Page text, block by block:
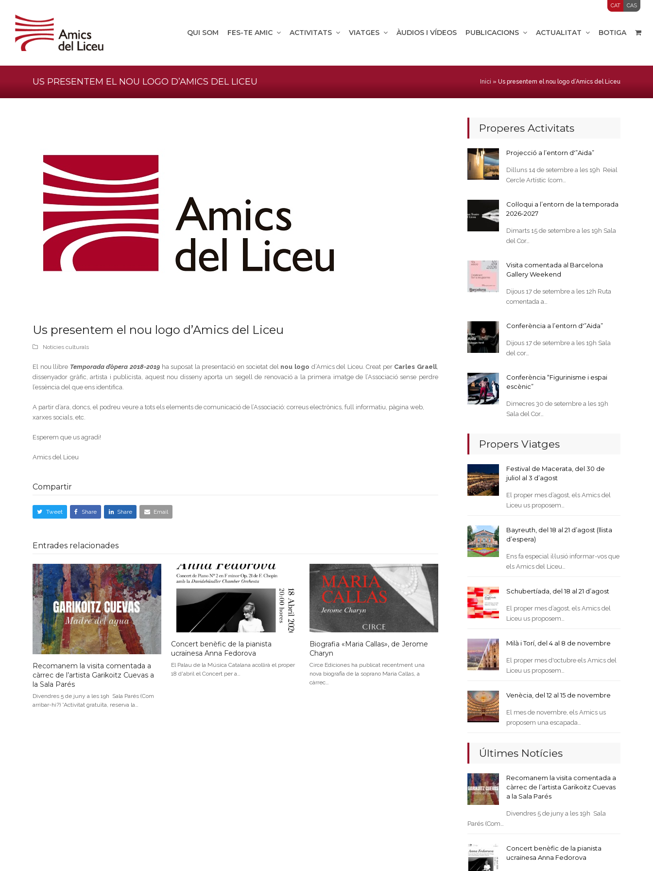
CAT CAS
QUI SOM FES-TE AMIC ACTIVITATS VIATGES ÀUDIOS I VÍDEOS PUBLICACIONS ACTUALITAT BOTIGA
US PRESENTEM EL NOU LOGO D’AMICS DEL LICEU Inici » Us presentem el nou logo d’Amics del Liceu
Us presentem el nou logo d’Amics del Liceu
Notícies culturals
El nou llibre Temporada d’òpera 2018-2019ha suposat la presentació en societat del nou logo d’Amics del Liceu. Creat per Carles Graell,
dissenyador gràfic, artista i publicista, aquest nou disseny aporta un segell de renovació a la primera imatge de l’Associació sense perdre
l’essència del que ens identifica.
A partir d’ara, doncs, el podreu veure a tots els elements de comunicació de l’Associació: correus electrònics, full informatiu, pàgina web,
xarxes socials, etc.
Esperem que us agradi!
Amics del Liceu
Compartir
Tweet Share Share Email
Entrades relacionades
Recomanem la visita comentada a
càrrec de l’artista Garikoitz Cuevas a
la Sala Parés
Divendres 5 de juny a les 19h Sala Parés (Com
arribar-hi?) *Activitat gratuïta, reserva la…
Concert benèfic de la pianista
ucraïnesa Anna Fedorova
El Palau de la Música Catalana acollirà el proper
18 d'abril el Concert per a…
Biografia «Maria Callas», de Jerome
Charyn
Circe Ediciones ha publicat recentment una
nova biografia de la soprano Maria Callas, a
càrrec…
Properes Activitats
Projecció a l’entorn d'”Aida”
Dilluns 14 de setembre a les 19h Reial
Cercle Artístic (com…
Col·loqui a l’entorn de la temporada
2026-2027
Dimarts 15 de setembre a les 19h Sala
del Cor…
Visita comentada al Barcelona
Gallery Weekend
Dijous 17 de setembre a les 12h Ruta
comentada a…
Conferència a l’entorn d'”Aida”
Dijous 17 de setembre a les 19h Sala
del cor…
Conferència “Figurinisme i espai
escènic”
Dimecres 30 de setembre a les 19h
Sala del Cor…
Propers Viatges
Festival de Macerata, del 30 de
juliol al 3 d’agost
El proper mes d’agost, els Amics del
Liceu us proposem…
Bayreuth, del 18 al 21 d’agost (llista
d’espera)
Ens fa especial il·lusió informar-vos que
els Amics del Liceu…
Schubertíada, del 18 al 21 d’agost
El proper mes d’agost, els Amics del
Liceu us proposem…
Milà i Torí, del 4 al 8 de novembre
El proper mes d'octubre els Amics del
Liceu us proposem…
Venècia, del 12 al 15 de novembre
El mes de novembre, els Amics us
proposem una escapada…
Últimes Notícies
Recomanem la visita comentada a
càrrec de l’artista Garikoitz Cuevas
a la Sala Parés
Divendres 5 de juny a les 19h Sala
Parés (Com…
Concert benèfic de la pianista
ucraïnesa Anna Fedorova